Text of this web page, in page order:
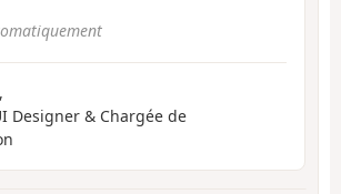
Designer & Chargée de